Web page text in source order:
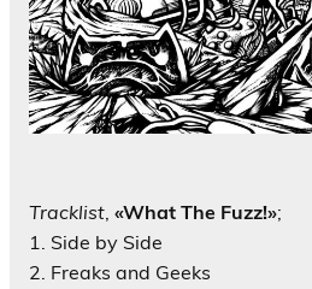
Tracklist, «What The Fuzz!»;
1. Side by Side
2. Freaks and Geeks